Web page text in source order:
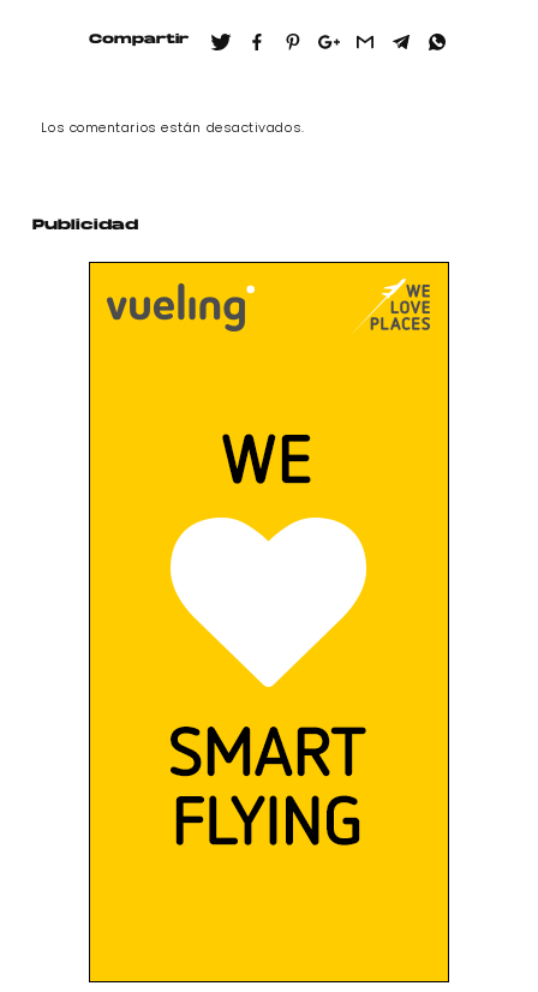
Compartir
Los comentarios están desactivados.
Publicidad